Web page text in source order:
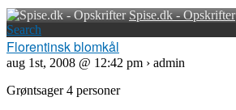
Spise.dk - Opskrifter
Search
Florentinsk blomkål
aug 1st, 2008 @ 12:42 pm › admin
Grøntsager 4 personer